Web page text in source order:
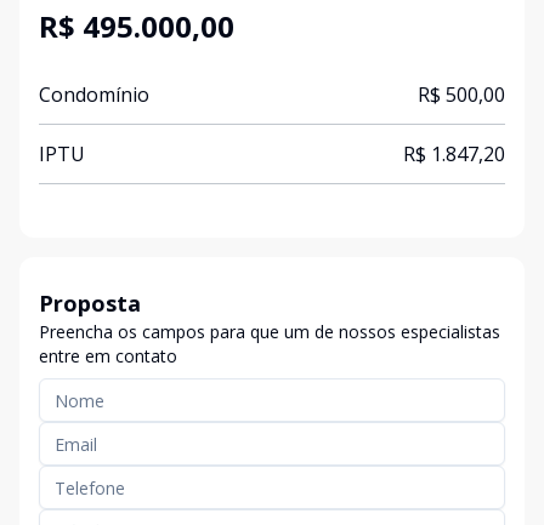
R$ 495.000,00
Condomínio R$ 500,00
IPTU R$ 1.847,20
Proposta
Preencha os campos para que um de nossos especialistas
entre em contato